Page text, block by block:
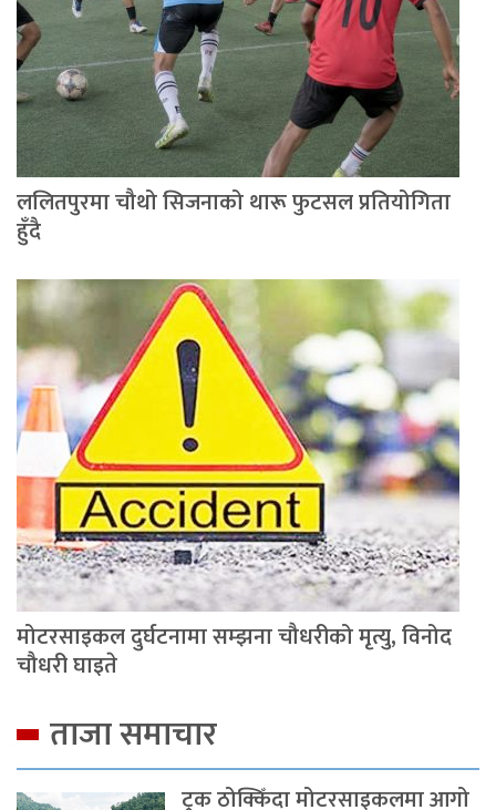
ललितपुरमा चौथो सिजनाको थारू फुटसल प्रतियोगिता
हुँदै
मोटरसाइकल दुर्घटनामा सम्झना चौधरीको मृत्यु, विनोद
चौधरी घाइते
ताजा समाचार
ट्रक ठोक्किँदा मोटरसाइकलमा आगो